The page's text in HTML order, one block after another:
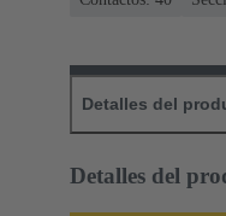
Detalles del
Detalles del